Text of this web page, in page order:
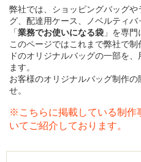
弊社では、ショッピングバッグ
グ、配達用ケース、ノベルティバ
「業務でお使いになる袋 」を専門
このページではこれまで弊社で
ドのオリジナルバッグの一部を
ます。
お客様のオリジナルバッグ制作
せ。
※こちらに掲載している制作
いてご紹介しております。